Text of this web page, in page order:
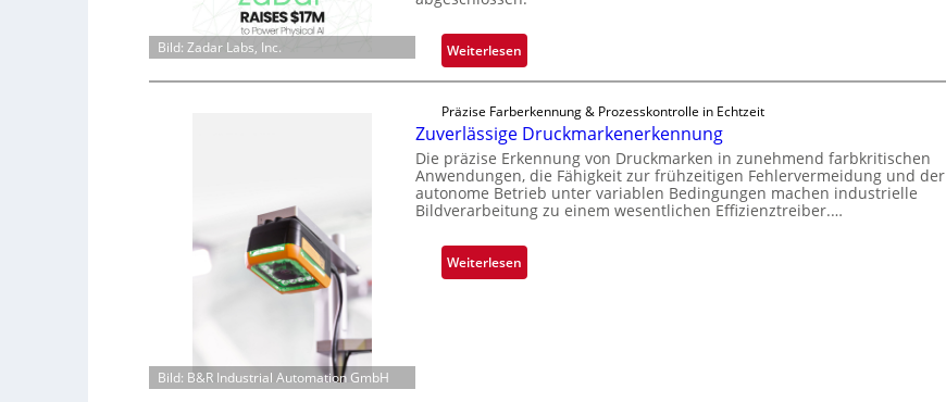
r
n
m
m
t
D
a
k
V
h
i
p
l
a
n
t
b
e
Bild: Zadar Labs, Inc. Weiterlesen:
Z
d
a
r
L
a
s
b
Bild: B&R Industrial Automation GmbH
Präzise Farberkennung & Prozesskontrolle in Echtzeit
Zuverlässige Druckmarkenerkennung
Die präzise Erkennung von Druckmarken in zunehmend farbkritischen
Anwendungen, die Fähigkeit zur frühzeitigen Fehlervermeidung und der
autonome Betrieb unter variablen Bedingungen machen industrielle
Bildverarbeitung zu einem wesentlichen Effizienztreiber.…
Weiterlesen:
Z